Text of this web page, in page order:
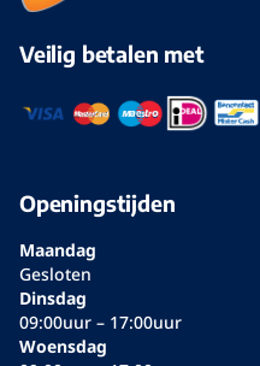
Algemene voorwaarden
Privacy
Volg ons op Facebook